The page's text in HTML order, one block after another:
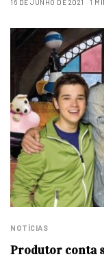
16 DE JUNHO DE 2021
1
NOTÍCIAS
Produtor conta